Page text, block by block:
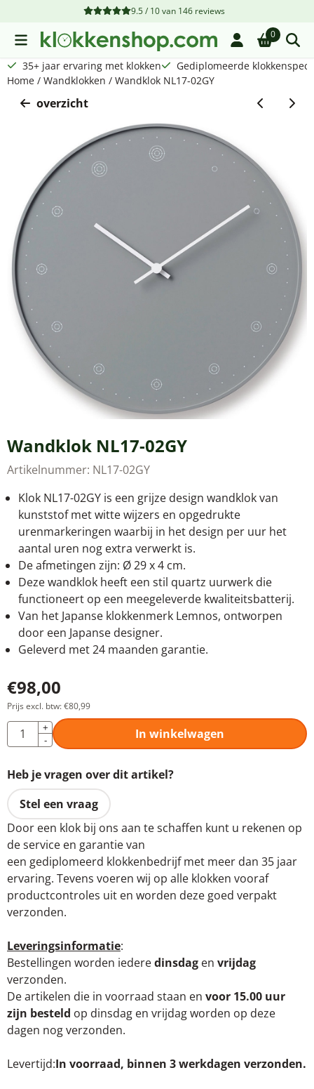
Cookievoorkeuren zijn beschikbaar. Kies instellingen of sta
9.5 / 10van 146reviews
0
35+ jaar ervaring met klokken
Gediplomeerde
Home / Wandklokken / Wandklok NL17-02GY
overzicht
Wandklok NL17-02GY
Artikelnummer: NL17-02GY
Klok NL17-02GY is een grijze design wandklok van
kunststof met witte wijzers en opgedrukte
urenmarkeringen waarbij in het design per uur het
aantal uren nog extra verwerkt is.
De afmetingen zijn: Ø 29 x 4 cm.
Deze wandklok heeft een stil quartz uurwerk die
functioneert op een meegeleverde kwaliteitsbatterij.
Van het Japanse klokkenmerk Lemnos, ontworpen
door een Japanse designer.
Geleverd met 24 maanden garantie.
€98,00
Prijs excl. btw:€80,99
Aantal
+
-
In winkelwagen
Heb je vragen over dit artikel?
Stel een vraag
Door een klok bij ons aan te schaffen kunt u rekenen op
de service en garantie van
een gediplomeerd klokkenbedrijf met meer dan 35 jaar
ervaring. Tevens voeren wij op alle klokken vooraf
productcontroles uit en worden deze goed verpakt
verzonden.
Leveringsinformatie:
Bestellingen worden iederedinsdag en vrijdag
verzonden.
De artikelen die in voorraad staan en voor 15.00 uur
zijn besteld op dinsdag en vrijdag worden op deze
dagen nog verzonden.
Levertijd In voorraad, binnen 3 werkdagen verzonden.